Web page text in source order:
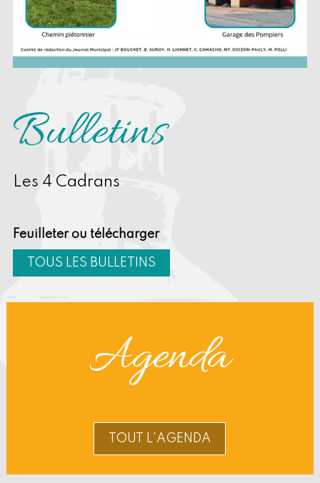
Bulletins
Les 4 Cadrans
Feuilleter ou télécharger
TOUS LES BULLETINS
Agenda
TOUT L'AGENDA